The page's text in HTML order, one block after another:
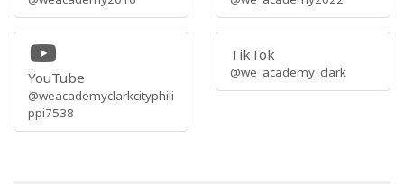
YouTube
@weacademyclarkcityphili
ppi7538
TikTok
@we_academy_clark